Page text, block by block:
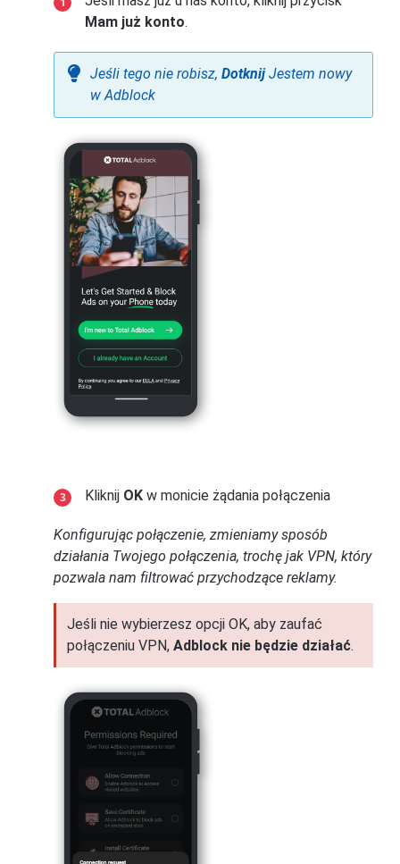
Mam już konto.
Jeśli tego nie robisz, DotknijJestem nowy
w Adblock
Kliknij OK w monicie żądania połączenia
Konfigurując połączenie, zmieniamy sposób
działania Twojego połączenia, trochę jak VPN, który
pozwala nam filtrować przychodzące reklamy.
Jeśli nie wybierzesz opcji OK, aby zaufać
połączeniu VPN, Adblock nie będzie działać.